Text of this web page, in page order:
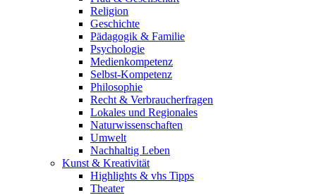
Religion
Geschichte
Pädagogik & Familie
Psychologie
Medienkompetenz
Selbst-Kompetenz
Philosophie
Recht & Verbraucherfragen
Lokales und Regionales
Naturwissenschaften
Umwelt
Nachhaltig Leben
Kunst & Kreativität
Highlights & vhs Tipps
Theater